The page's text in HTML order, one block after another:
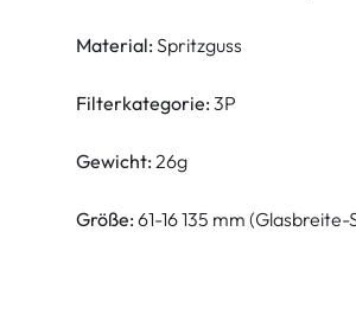
Material: Spritzguss
Filterkategorie: 3P
Gewicht: 26g
Größe: 61-16 135 mm